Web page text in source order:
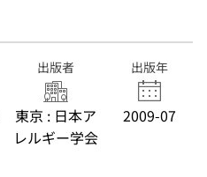
出版者
東京 : 日本ア
レルギー学会
出版年
2009-07